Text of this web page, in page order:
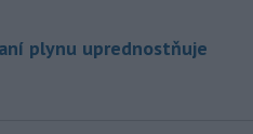
plynu uprednostňuje